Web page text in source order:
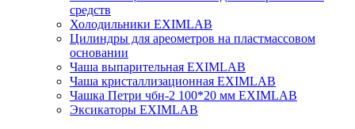
средств
Холодильники EXIMLAB
Цилиндры для ареометров на пластмассовом
основании
Чаша выпарительная EXIMLAB
Чаша кристаллизационная EXIMLAB
Чашка Петри чбн-2 100*20 мм EXIMLAB
Эксикаторы EXIMLAB